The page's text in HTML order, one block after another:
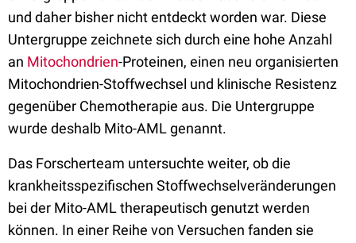
und daher bisher nicht entdeckt worden war. Diese
Untergruppe zeichnete sich durch eine hohe Anzahl
an Mitochondrien-Proteinen, einen neu organisierten
Mitochondrien-Stoffwechsel und klinische Resistenz
gegenüber Chemotherapie aus. Die Untergruppe
wurde deshalb Mito-AML genannt.
Das Forscherteam untersuchte weiter, ob die
krankheitsspezifischen Stoffwechselveränderungen
bei der Mito-AML therapeutisch genutzt werden
können. In einer Reihe von Versuchen fanden sie